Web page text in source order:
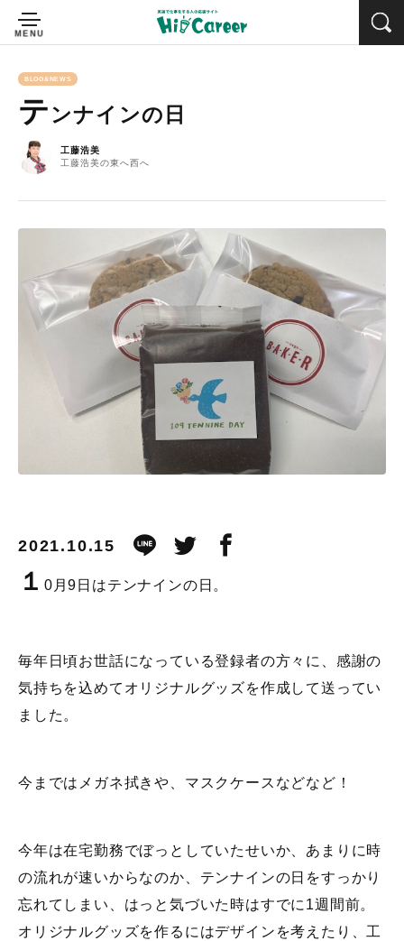
BLOG&NEWS
テ ンナインの日
工藤浩美
工藤浩美の東へ西へ
2021.10.15
１ 0月9日はテンナインの日。
毎年日頃お世話になっている登録者の方々に、感謝の
気持ちを込めてオリジナルグッズを作成して送ってい
ました。
今まではメガネ拭きや、マスクケースなどなど！
今年は在宅勤務でぼっとしていたせいか、あまりに時
の流れが速いからなのか、テンナインの日をすっかり
忘れてしまい、はっと気づいた時はすでに1週間前。
オリジナルグッズを作るにはデザインを考えたり、工